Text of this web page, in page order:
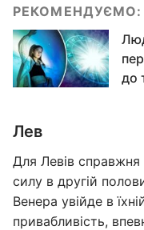
РЕКОМЕНДУЄМО:
до
Лев
Для Левів справжня
силу в другій
Венера увійде в
привабливість,